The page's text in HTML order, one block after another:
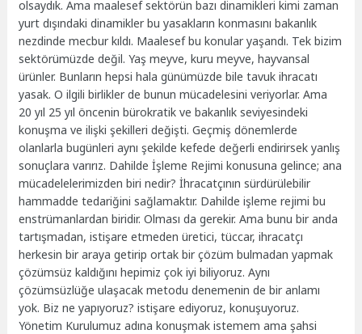
olsaydık. Ama maalesef sektörün bazı dinamikleri kimi zaman
yurt dışındaki dinamikler bu yasakların konmasını bakanlık
nezdinde mecbur kıldı. Maalesef bu konular yaşandı. Tek bizim
sektörümüzde değil. Yaş meyve, kuru meyve, hayvansal
ürünler. Bunların hepsi hala günümüzde bile tavuk ihracatı
yasak. O ilgili birlikler de bunun mücadelesini veriyorlar. Ama
20 yıl 25 yıl öncenin bürokratik ve bakanlık seviyesindeki
konuşma ve ilişki şekilleri değişti. Geçmiş dönemlerde
olanlarla bugünleri aynı şekilde kefede değerli endirirsek yanlış
sonuçlara varırız. Dahilde İşleme Rejimi konusuna gelince; ana
mücadelelerimizden biri nedir? İhracatçının sürdürülebilir
hammadde tedariğini sağlamaktır. Dahilde işleme rejimi bu
enstrümanlardan biridir. Olması da gerekir. Ama bunu bir anda
tartışmadan, istişare etmeden üretici, tüccar, ihracatçı
herkesin bir araya getirip ortak bir çözüm bulmadan yapmak
çözümsüz kaldığını hepimiz çok iyi biliyoruz. Aynı
çözümsüzlüğe ulaşacak metodu denemenin de bir anlamı
yok. Biz ne yapıyoruz? istişare ediyoruz, konuşuyoruz.
Yönetim Kurulumuz adına konuşmak istemem ama şahsi